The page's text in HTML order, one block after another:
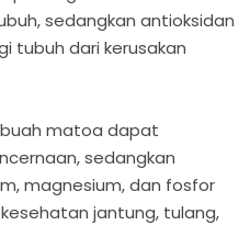
sedangkan antioksidan
tubuh dari kerusakan
matoa dapat
sedangkan
magnesium, dan fosfor
jantung, tulang,